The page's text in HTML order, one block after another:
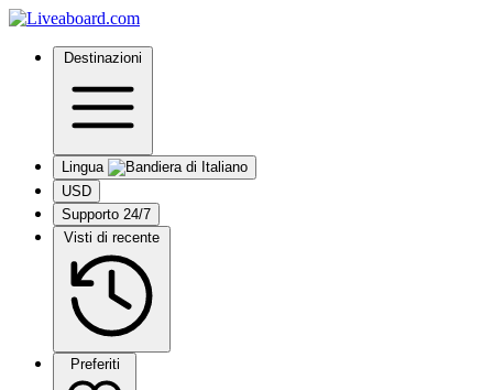
Destinazioni
Lingua
USD
Supporto 24/7
Visti di recente
Preferiti